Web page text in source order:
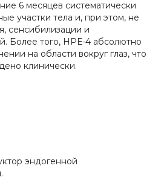
6 месяцев систематически
участки тела и, при этом, не
сенсибилизации и
Более того, НРЕ-4 абсолютно
на области вокруг глаз, что
клинически.
эндогенной